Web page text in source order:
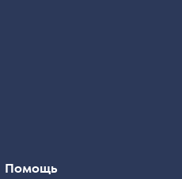
Помощь